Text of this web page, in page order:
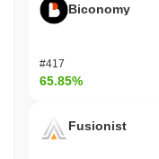
Biconomy
#417
65.85%
Fusionist